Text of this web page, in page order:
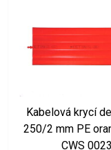
Kabelová krycí
250/2 mm PE
CWS